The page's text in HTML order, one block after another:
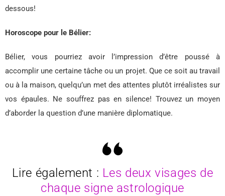
dessous!
Horoscope pour le Bélier:
Bélier, vous pourriez avoir l’impression d’être poussé à
accomplir une certaine tâche ou un projet. Que ce soit au travail
ou à la maison, quelqu’un met des attentes plutôt irréalistes sur
vos épaules. Ne souffrez pas en silence! Trouvez un moyen
d’aborder la question d’une manière diplomatique.
Lire également : Les deux visages de
chaque signe astrologique